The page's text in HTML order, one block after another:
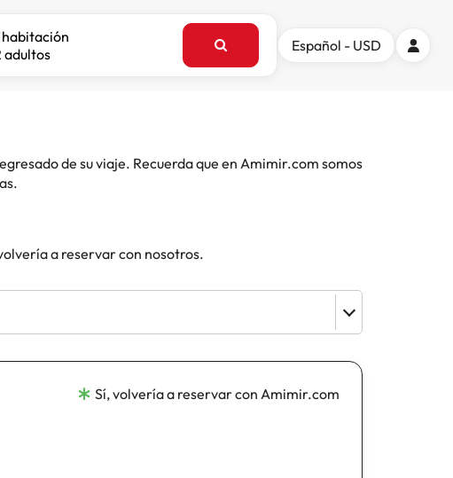
habitación
adultos
Español - USD
de su viaje. Recuerda que en Amimir.com somos
a reservar con nosotros.